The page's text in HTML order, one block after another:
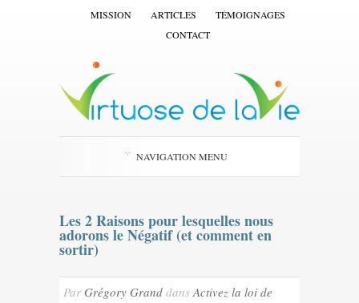
MISSION ARTICLES
TÉMOIGNAGES
CONTACT
NAVIGATION MENU
Les 2 Raisons pour lesquelles nous
adorons le Négatif (et comment en
sortir)
Par Grégory Grand dansActivez la loi de